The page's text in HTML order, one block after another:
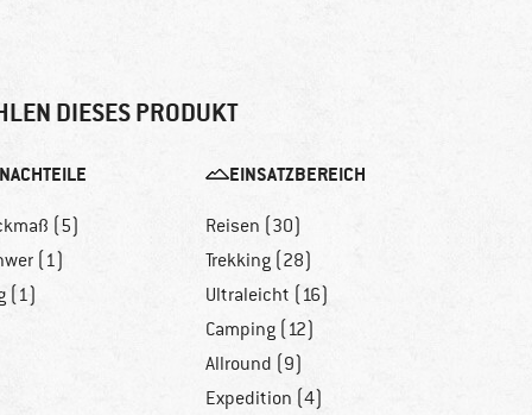
DIESES PRODUKT
NACHTEILE
(5)
(1)
(1)
EINSATZBEREICH
Reisen (30)
Trekking (28)
Ultraleicht (16)
Camping (12)
Allround (9)
Expedition (4)